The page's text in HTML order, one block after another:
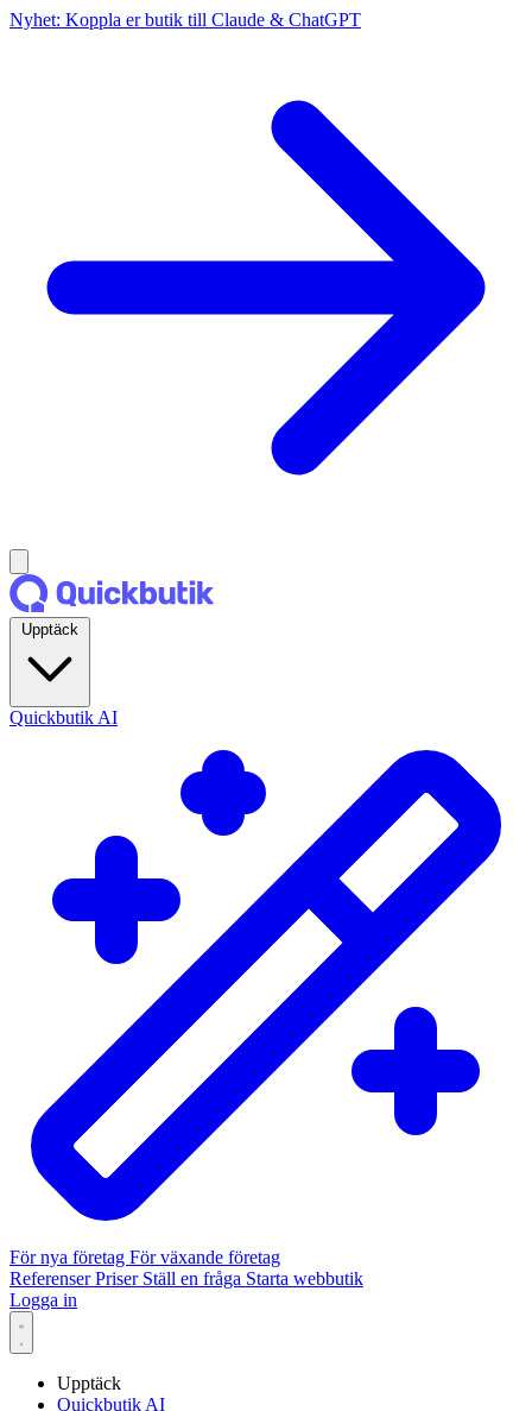
Nyhet: Koppla er butik till Claude & ChatGPT
Quickbutik AI
För nya företag För växande företag
ReferenserPriser Ställ en fråga Starta webbutik
Logga in
Upptäck
Quickbutik AI